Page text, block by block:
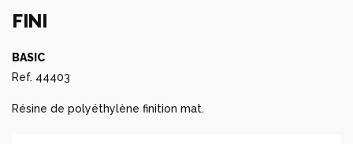
FINI
BASIC
Ref. 44403
Résine de polyéthylène finition mat.